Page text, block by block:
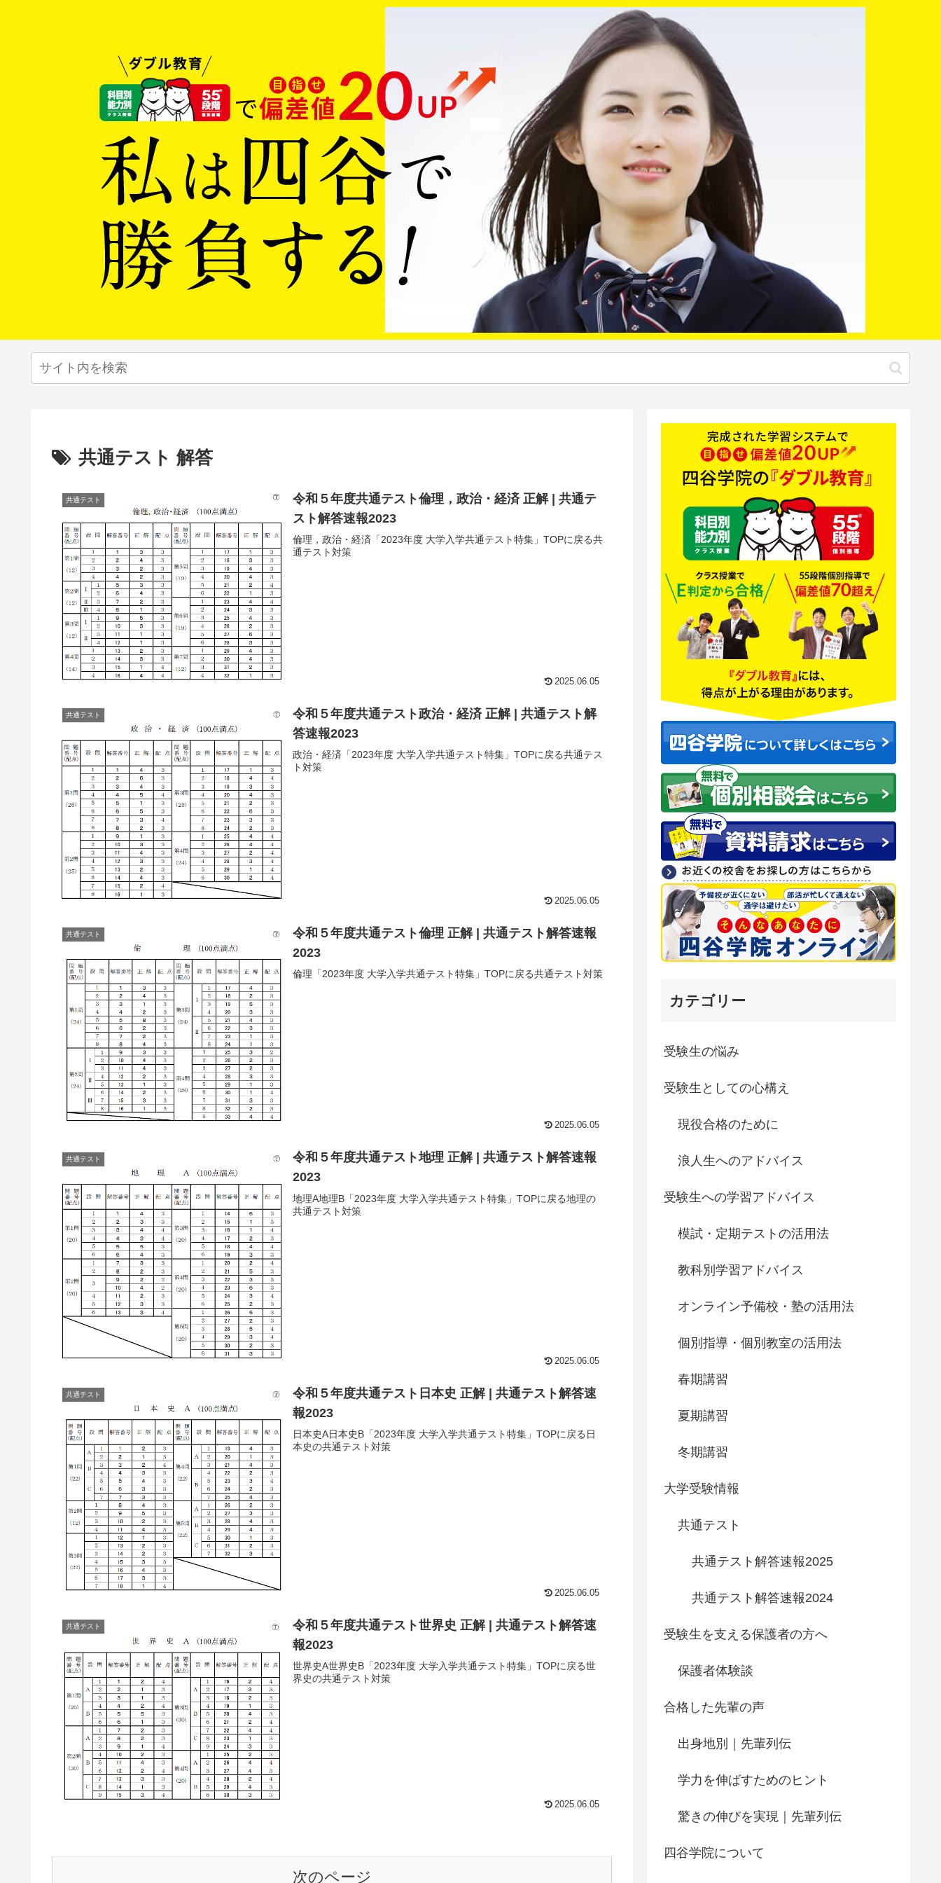
共通テスト 解答
共通テスト
令和５年度共通テスト倫理，政治・経済 正解 | 共通テ
スト解答速報2023
倫理，政治・経済「2023年度 大学入学共通テスト特集」TOPに戻る共
通テスト対策
2025.06.05
共通テスト
令和５年度共通テスト政治・経済 正解 | 共通テスト解
答速報2023
政治・経済「2023年度 大学入学共通テスト特集」TOPに戻る共通テス
ト対策
2025.06.05
共通テスト
令和５年度共通テスト倫理 正解 | 共通テスト解答速報
2023
倫理「2023年度 大学入学共通テスト特集」TOPに戻る共通テスト対策
2025.06.05
共通テスト
令和５年度共通テスト地理 正解 | 共通テスト解答速報
2023
地理A地理B「2023年度 大学入学共通テスト特集」TOPに戻る地理の
共通テスト対策
2025.06.05
共通テスト
令和５年度共通テスト日本史 正解 | 共通テスト解答速
報2023
日本史A日本史B「2023年度 大学入学共通テスト特集」TOPに戻る日
本史の共通テスト対策
2025.06.05
共通テスト
令和５年度共通テスト世界史 正解 | 共通テスト解答速
報2023
世界史A世界史B「2023年度 大学入学共通テスト特集」TOPに戻る世
界史の共通テスト対策
2025.06.05
次のページ
カテゴリー
受験生の悩み
受験生としての心構え
現役合格のために
浪人生へのアドバイス
受験生への学習アドバイス
模試・定期テストの活用法
教科別学習アドバイス
オンライン予備校・塾の活用法
個別指導・個別教室の活用法
春期講習
夏期講習
冬期講習
大学受験情報
共通テスト
共通テスト解答速報2025
共通テスト解答速報2024
受験生を支える保護者の方へ
保護者体験談
合格した先輩の声
出身地別｜先輩列伝
学力を伸ばすためのヒント
驚きの伸びを実現｜先輩列伝
四谷学院について